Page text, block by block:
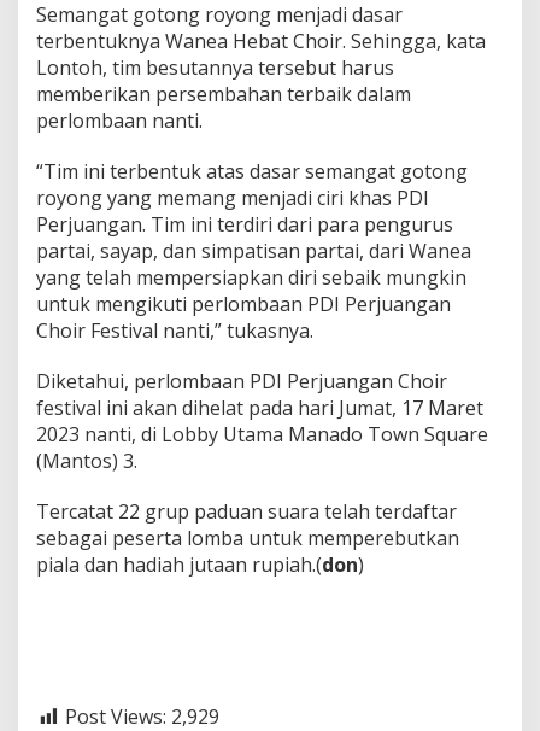
i
v
a
l
Semangat gotong royong menjadi dasar
terbentuknya Wanea Hebat Choir. Sehingga, kata
Lontoh, tim besutannya tersebut harus
memberikan persembahan terbaik dalam
perlombaan nanti.
“Tim ini terbentuk atas dasar semangat gotong
royong yang memang menjadi ciri khas PDI
Perjuangan. Tim ini terdiri dari para pengurus
partai, sayap, dan simpatisan partai, dari Wanea
yang telah mempersiapkan diri sebaik mungkin
untuk mengikuti perlombaan PDI Perjuangan
Choir Festival nanti,” tukasnya.
Diketahui, perlombaan PDI Perjuangan Choir
festival ini akan dihelat pada hari Jumat, 17 Maret
2023 nanti, di Lobby Utama Manado Town Square
(Mantos) 3.
Tercatat 22 grup paduan suara telah terdaftar
sebagai peserta lomba untuk memperebutkan
piala dan hadiah jutaan rupiah.(don)
Post Views: 2,929